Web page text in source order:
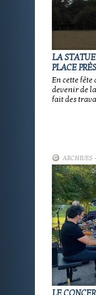
LA
PLACE
En cette
devenir de
fait des
ARCHIVES -